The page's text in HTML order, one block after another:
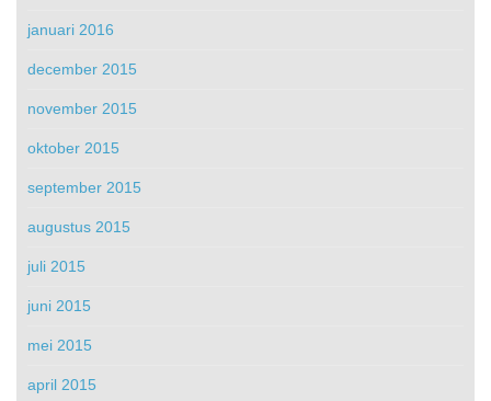
januari 2016
december 2015
november 2015
oktober 2015
september 2015
augustus 2015
juli 2015
juni 2015
mei 2015
april 2015